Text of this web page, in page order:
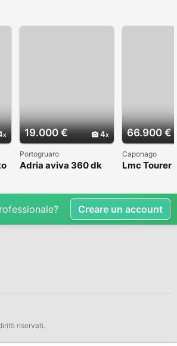
19.000 € 4
Portogruaro
Adria aviva 360 dk
66.900 €
Caponago
Lmc Tourer
Creare un account
riservati.